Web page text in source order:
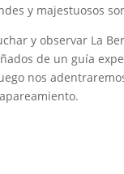
y majestuosos
y observar La
de un guía
nos